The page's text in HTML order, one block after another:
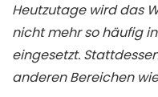
Heutzutage wird das
nicht mehr so häufig
eingesetzt.
anderen Bereichen